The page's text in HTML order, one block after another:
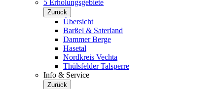
5 Erholungsgebiete
Zurück
Übersicht
Barßel & Saterland
Dammer Berge
Hasetal
Nordkreis Vechta
Thülsfelder Talsperre
Info & Service
Zurück